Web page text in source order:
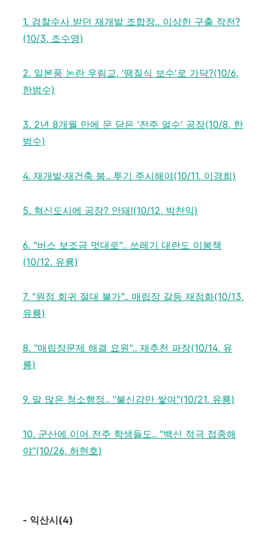
1. 검찰수사 받던 재개발 조합장.. 이상한 구출 작전?
(10/3, 조수영)
2. 일본풍 논란 우림교, '땜질식 보수'로 가닥?(10/6,
한범수)
3. 2년 8개월 만에 문 닫은 '전주 얼수' 공장(10/8, 한
범수)
4. 재개발·재건축 붐.. 투기 주시해야(10/11, 이경희)
5. 혁신도시에 공장? 안돼!(10/12, 박찬익)
6. "버스 보조금 멋대로".. 쓰레기 대란도 미봉책
(10/12, 유룡)
7. "원점 회귀 절대 불가".. 매립장 갈등 재점화(10/13,
유룡)
8. "매립장문제 해결 요원".. 재추천 파장(10/14, 유
룡)
9. 말 많은 청소행정.. "불신감만 쌓여"(10/21, 유룡)
10. 군산에 이어 전주 학생들도.. "백신 적극 접종해
야"(10/26, 허현호)
- 익산시(4)